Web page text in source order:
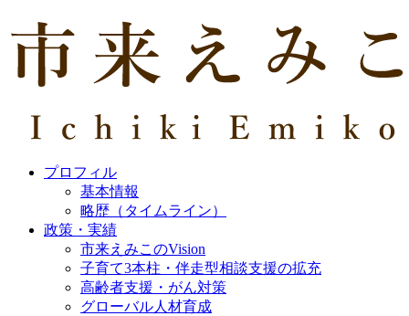
プロフィル
基本情報
略歴（タイムライン）
政策・実績
市来えみこのVision
子育て3本柱・伴走型相談支援の拡充
高齢者支援・がん対策
グローバル人材育成